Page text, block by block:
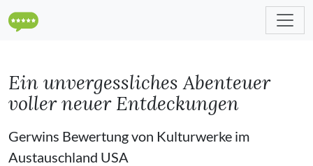
Ein unvergessliches Abenteuer
voller neuer Entdeckungen
Gerwins Bewertung von Kulturwerke im
Austauschland USA